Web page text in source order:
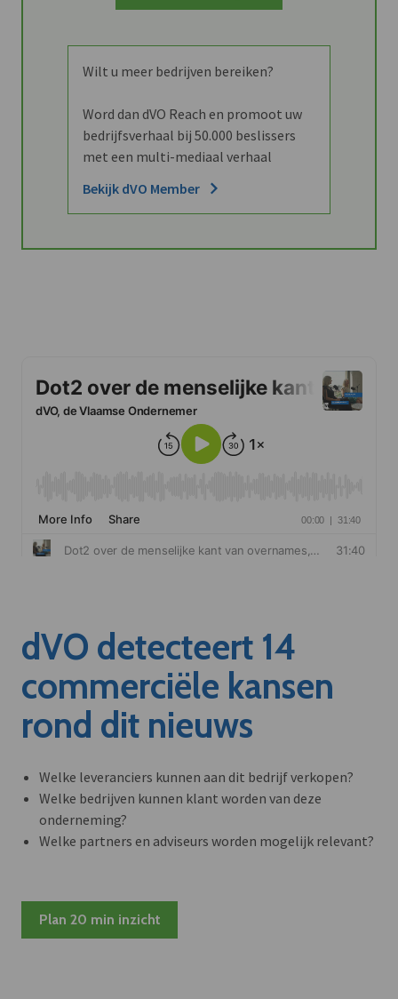
Wilt u meer bedrijven bereiken?
Word dan dVO Reach en promoot uw
bedrijfsverhaal bij 50.000 beslissers
met een multi-mediaal verhaal
Bekijk dVO Member
dVO detecteert 14
commerciële kansen
rond dit nieuws
Welke leveranciers kunnen aan dit bedrijf verkopen?
Welke bedrijven kunnen klant worden van deze
onderneming?
Welke partners en adviseurs worden mogelijk relevant?
Plan 20 min inzicht